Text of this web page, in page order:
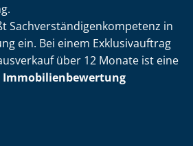
Sach­ver­stän­di­gen­kom­pe­tenz in
ein. Bei einem Exklusivauftrag
über 12 Monate ist eine
Im­mo­bi­li­en­be­wer­tung